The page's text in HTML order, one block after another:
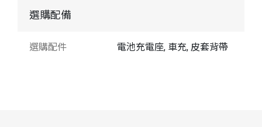
選購配備
選購配件 電池充電座, 車充, 皮套背帶